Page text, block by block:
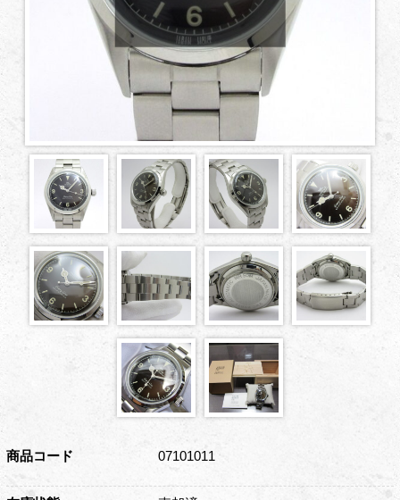
商品コード 07101011